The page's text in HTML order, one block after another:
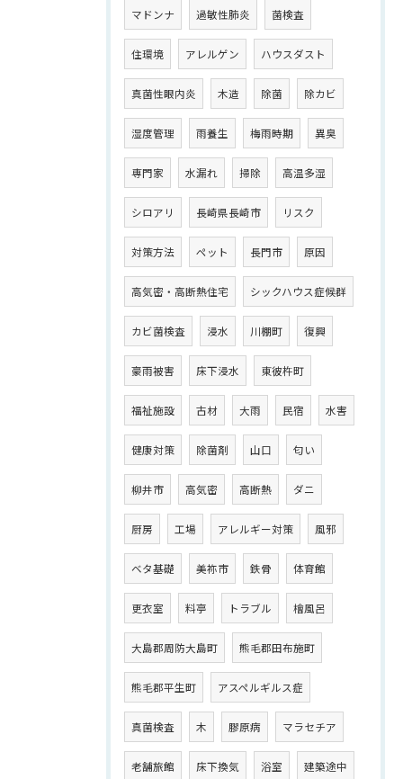
マドンナ 過敏性肺炎 菌検査
住環境 アレルゲン ハウスダスト
真菌性眼内炎 木造 除菌 除カビ
湿度管理 雨養生 梅雨時期 異臭
専門家 水漏れ 掃除 高温多湿
シロアリ 長崎県長崎市 リスク
対策方法 ペット 長門市 原因
高気密・高断熱住宅 シックハウス症候群
カビ菌検査 浸水 川棚町 復興
豪雨被害 床下浸水 東彼杵町
福祉施設 古材 大雨 民宿 水害
健康対策 除菌剤 山口 匂い
柳井市 高気密 高断熱 ダニ
厨房 工場 アレルギー対策 風邪
ベタ基礎 美祢市 鉄骨 体育館
更衣室 料亭 トラブル 檜風呂
大島郡周防大島町 熊毛郡田布施町
熊毛郡平生町 アスペルギルス症
真菌検査 木 膠原病 マラセチア
老舗旅館 床下換気 浴室 建築途中